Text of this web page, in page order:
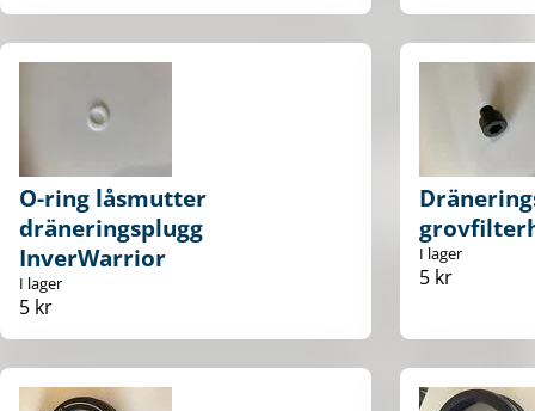
O-ring låsmutter
dräneringsplugg
InverWarrior
I lager
5 kr
I lager
5 kr